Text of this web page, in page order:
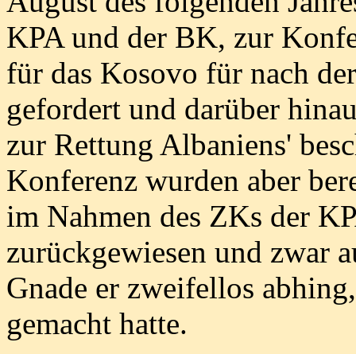
KPA und der BK, zur
für das Kosovo für nach
gefordert und darüber
zur Rettung Albaniens'
Konferenz wurden aber
im Nahmen des ZKs der
zurückgewiesen und zwar
Gnade er zweifellos
gemacht hatte.